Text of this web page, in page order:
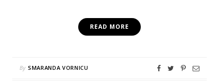
READ MORE
By SMARANDA VORNICU